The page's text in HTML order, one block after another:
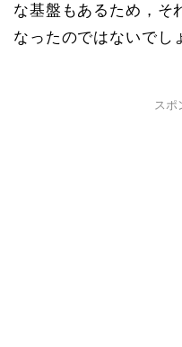
な基盤もあるため，そ
なったのではないでし
スポ